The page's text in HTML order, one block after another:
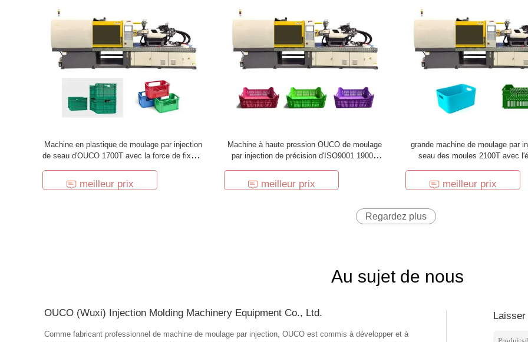
Machine en plastique de moulage par injection
de seau d'OUCO 1700T avec la force de fixage
meilleur prix
Machine à haute pression OUCO de moulage
par injection de précision d'ISO9001 1900T
meilleur prix
grande machine de moulage par
seau des moules 2100T avec
meilleur prix
Regardez plus
Au sujet de nous
OUCO (Wuxi) Injection Molding Machinery Equipment Co., Ltd.
Comme fabricant professionnel de machine de moulage par injection, OUCO est commis à développer et à